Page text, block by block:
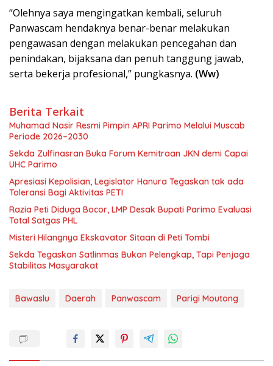
“Olehnya saya mengingatkan kembali, seluruh
Panwascam hendaknya benar-benar melakukan
pengawasan dengan melakukan pencegahan dan
penindakan, bijaksana dan penuh tanggung jawab,
serta bekerja profesional,” pungkasnya. (Ww)
Berita Terkait
Muhamad Nasir Resmi Pimpin APRI Parimo Melalui Muscab
Periode 2026–2030
Sekda Zulfinasran Buka Forum Kemitraan JKN demi Capai
UHC Parimo
Apresiasi Kepolisian, Legislator Hanura Tegaskan tak ada
Toleransi Bagi Aktivitas PETI
Razia Peti Diduga Bocor, LMP Desak Bupati Parimo Evaluasi
Total Satgas PHL
Misteri Hilangnya Ekskavator Sitaan di Peti Tombi
Sekda Tegaskan Satlinmas Bukan Pelengkap, Tapi Penjaga
Stabilitas Masyarakat
Bawaslu Daerah Panwascam Parigi Moutong